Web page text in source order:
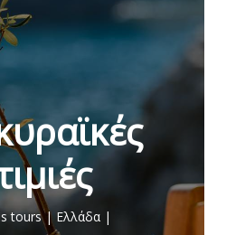
tours Ελλάδα